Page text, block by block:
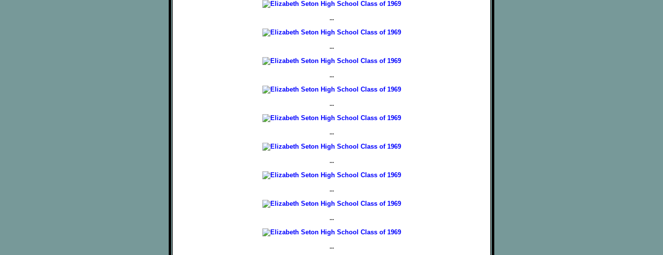
...
...
...
...
...
...
...
...
...